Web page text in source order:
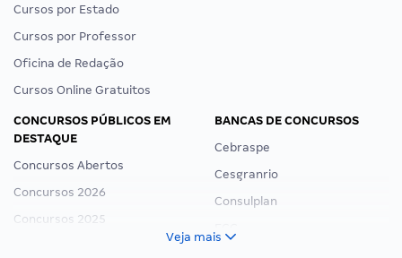
Cursos por Estado
Cursos por Professor
Oficina de Redação
Cursos Online Gratuitos
CONCURSOS PÚBLICOS EM
DESTAQUE
Concursos Abertos
Concursos 2026
Concursos 2025
BANCAS DE CONCURSOS
Cebraspe
Cesgranrio
Consulplan
Veja mais